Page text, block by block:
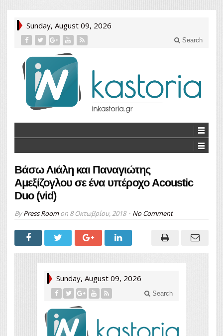
Sunday, August 09, 2026
Search
Βάσω Λιάλη και Παναγιώτης
Αμεξίζογλου σε ένα υπέροχο Acoustic
Duo (vid)
ByPress Roomon 8 Οκτωβρίου, 2018 No Comment